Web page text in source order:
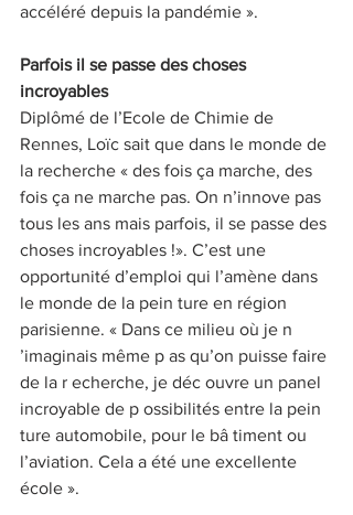
accéléré depuis la pandémie ».
Parfois il se passe des choses
incroyables
Diplômé de l’Ecole de Chimie de
Rennes, Loïc sait que dans le monde de
la recherche « des fois ça marche, des
fois ça ne marche pas. On n’innove pas
tous les ans mais parfois, il se passe des
choses incroyables !». C’est une
opportunité d’emploi qui l’amène dans
le monde de la pein ture en région
parisienne. « Dans ce milieu où je n
’imaginais même p as qu’on puisse faire
de la r echerche, je déc ouvre un panel
incroyable de p ossibilités entre la pein
ture automobile, pour le bâ timent ou
l’aviation. Cela a été une excellente
école ».